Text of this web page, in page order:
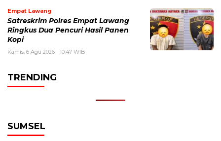
Empat Lawang
Satreskrim Polres Empat Lawang
Ringkus Dua Pencuri Hasil Panen
Kopi
Kamis, 6 Agu 2026 - 10:47 WIB
TRENDING
SUMSEL